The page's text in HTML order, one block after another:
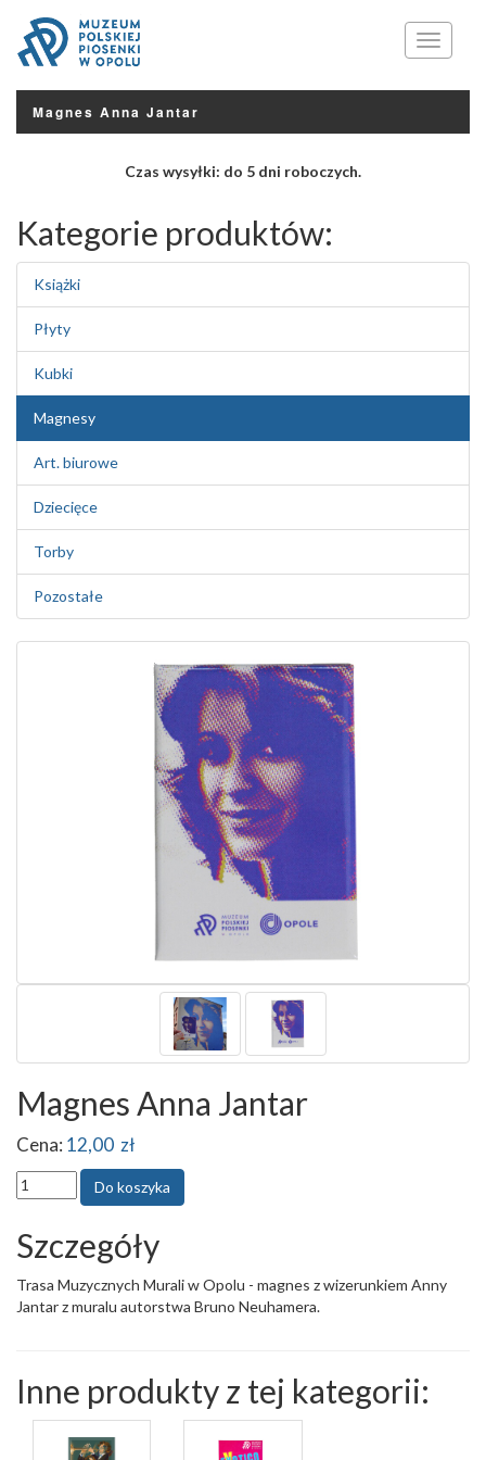
Menu
Magnes Anna Jantar
Czas wysyłki: do 5 dni roboczych.
Kategorie produktów:
Książki
Płyty
Kubki
Magnesy
Art. biurowe
Dziecięce
Torby
Pozostałe
Magnes Anna Jantar
Cena: 12,00 zł
Szczegóły
Trasa Muzycznych Murali w Opolu - magnes z wizerunkiem Anny
Jantar z muralu autorstwa Bruno Neuhamera.
Inne produkty z tej kategorii: